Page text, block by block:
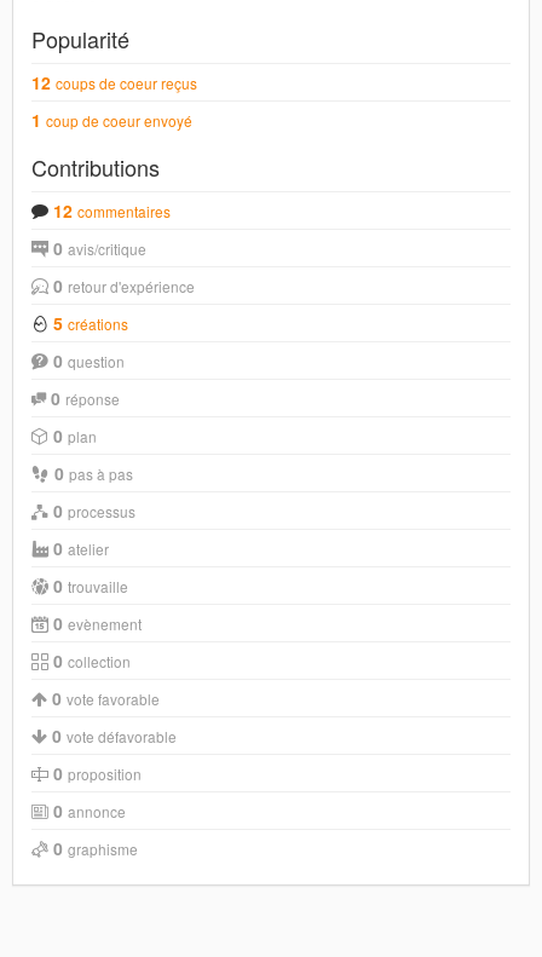
Popularité
12 coups de coeur reçus
1 coup de coeur envoyé
Contributions
12 commentaires
0 avis/critique
0 retour d'expérience
5 créations
0 question
0 réponse
0 plan
0 pas à pas
0 processus
0 atelier
0 trouvaille
0 evènement
0 collection
0 vote favorable
0 vote défavorable
0 proposition
0 annonce
0 graphisme